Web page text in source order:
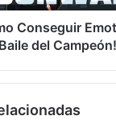
Conseguir
Baile del Campeón!